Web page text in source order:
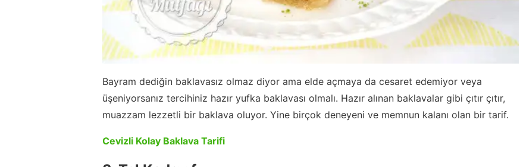
Bayram dediğin baklavasız olmaz diyor ama elde açmaya da cesaret edemiyor veya
üşeniyorsanız tercihiniz hazır yufka baklavası olmalı. Hazır alınan baklavalar gibi çıtır çıtır,
muazzam lezzetli bir baklava oluyor. Yine birçok deneyeni ve memnun kalanı olan bir tarif.
Cevizli Kolay Baklava Tarifi